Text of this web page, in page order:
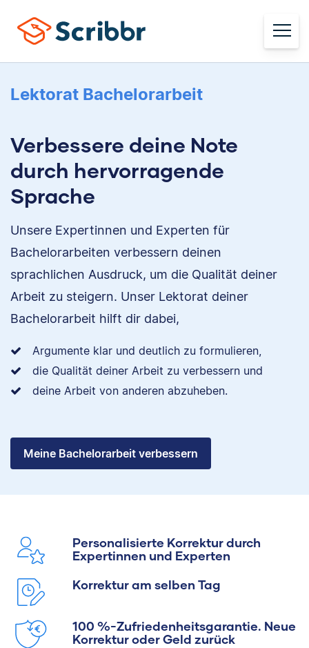
Lektorat Bachelorarbeit
Verbessere deine Note
durch hervorragende
Sprache
Unsere Expertinnen und Experten für
Bachelorarbeiten verbessern deinen
sprachlichen Ausdruck, um die Qualität deiner
Arbeit zu steigern. Unser Lektorat deiner
Bachelorarbeit hilft dir dabei,
Argumente klar und deutlich zu formulieren,
die Qualität deiner Arbeit zu verbessern und
deine Arbeit von anderen abzuheben.
Meine Bachelorarbeit verbessern
Personalisierte Korrektur durch
Expertinnen und Experten
Korrektur am selben Tag
100 %-Zufriedenheitsgarantie. Neue
Korrektur oder Geld zurück